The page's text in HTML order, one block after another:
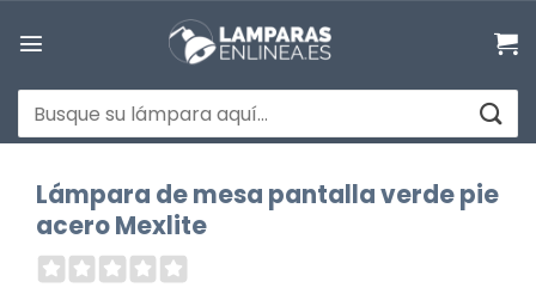
Buscar
por:
Lámpara de mesa pantalla verde pie
acero Mexlite